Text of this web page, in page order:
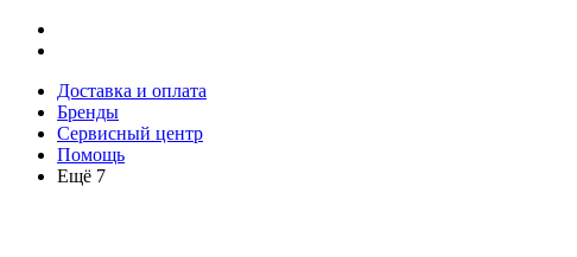
Доставка и оплата
Бренды
Сервисный центр
Помощь
Ещё 7